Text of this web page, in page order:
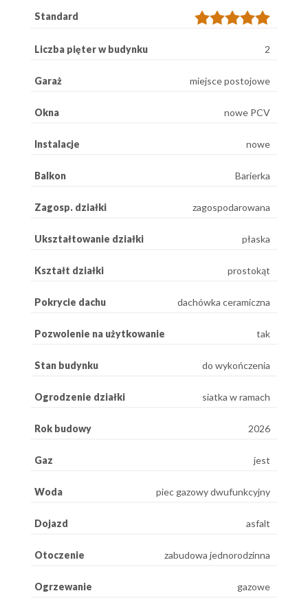
Standard
Liczba pięter w budynku 2
Garaż miejsce postojowe
Okna nowe PCV
Instalacje nowe
Balkon Barierka
Zagosp. działki zagospodarowana
Ukształtowanie działki płaska
Kształt działki prostokąt
Pokrycie dachu dachówka ceramiczna
Pozwolenie na użytkowanie tak
Stan budynku do wykończenia
Ogrodzenie działki siatka w ramach
Rok budowy 2026
Gaz jest
Woda piec gazowy dwufunkcyjny
Dojazd asfalt
Otoczenie zabudowa jednorodzinna
Ogrzewanie gazowe